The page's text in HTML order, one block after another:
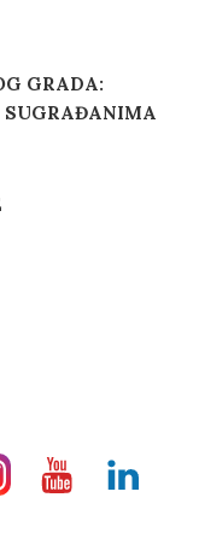
GRADA:
SUGRAĐANIMA
YoutubeLinkedin